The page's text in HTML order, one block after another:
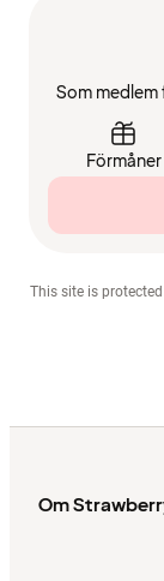
Som medlem
Förmåner
This site is
Om